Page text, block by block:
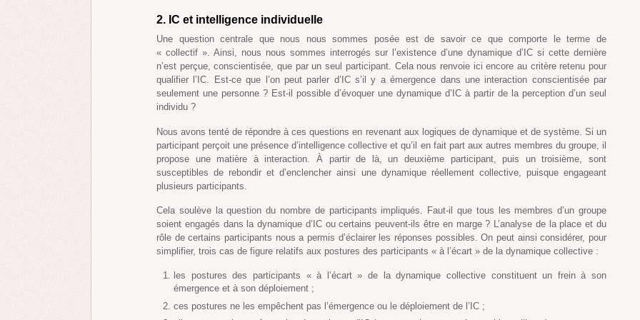
2. IC et intelligence individuelle
Une question centrale que nous nous sommes posée est de savoir ce que comporte le terme de
« collectif ». Ainsi, nous nous sommes interrogés sur l’existence d’une dynamique d’IC si cette dernière
n’est perçue, conscientisée, que par un seul participant. Cela nous renvoie ici encore au critère retenu pour
qualifier l’IC. Est-ce que l’on peut parler d’IC s’il y a émergence dans une interaction conscientisée par
seulement une personne ? Est-il possible d’évoquer une dynamique d’IC à partir de la perception d’un seul
individu ?
Nous avons tenté de répondre à ces questions en revenant aux logiques de dynamique et de système. Si un
participant perçoit une présence d’intelligence collective et qu’il en fait part aux autres membres du groupe, il
propose une matière à interaction. À partir de là, un deuxième participant, puis un troisième, sont
susceptibles de rebondir et d’enclencher ainsi une dynamique réellement collective, puisque engageant
plusieurs participants.
Cela soulève la question du nombre de participants impliqués. Faut-il que tous les membres d’un groupe
soient engagés dans la dynamique d’IC ou certains peuvent-ils être en marge ? L’analyse de la place et du
rôle de certains participants nous a permis d’éclairer les réponses possibles. On peut ainsi considérer, pour
simplifier, trois cas de figure relatifs aux postures des participants « à l’écart » de la dynamique collective :
les postures des participants « à l’écart » de la dynamique collective constituent un frein à son
émergence et à son déploiement ;
ces postures ne les empêchent pas l’émergence ou le déploiement de l’IC ;